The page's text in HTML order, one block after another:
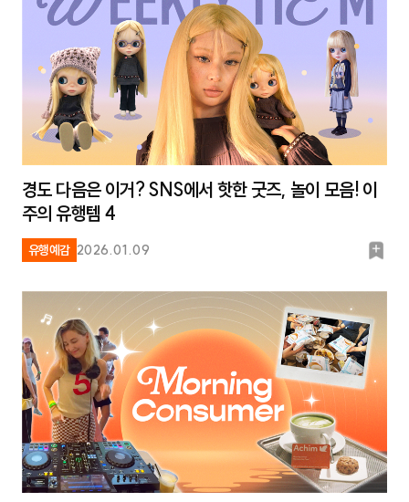
경도 다음은 이거? SNS에서 핫한 굿즈, 놀이 모음! 이
주의 유행템 4
유행예감 2026.01.09
북